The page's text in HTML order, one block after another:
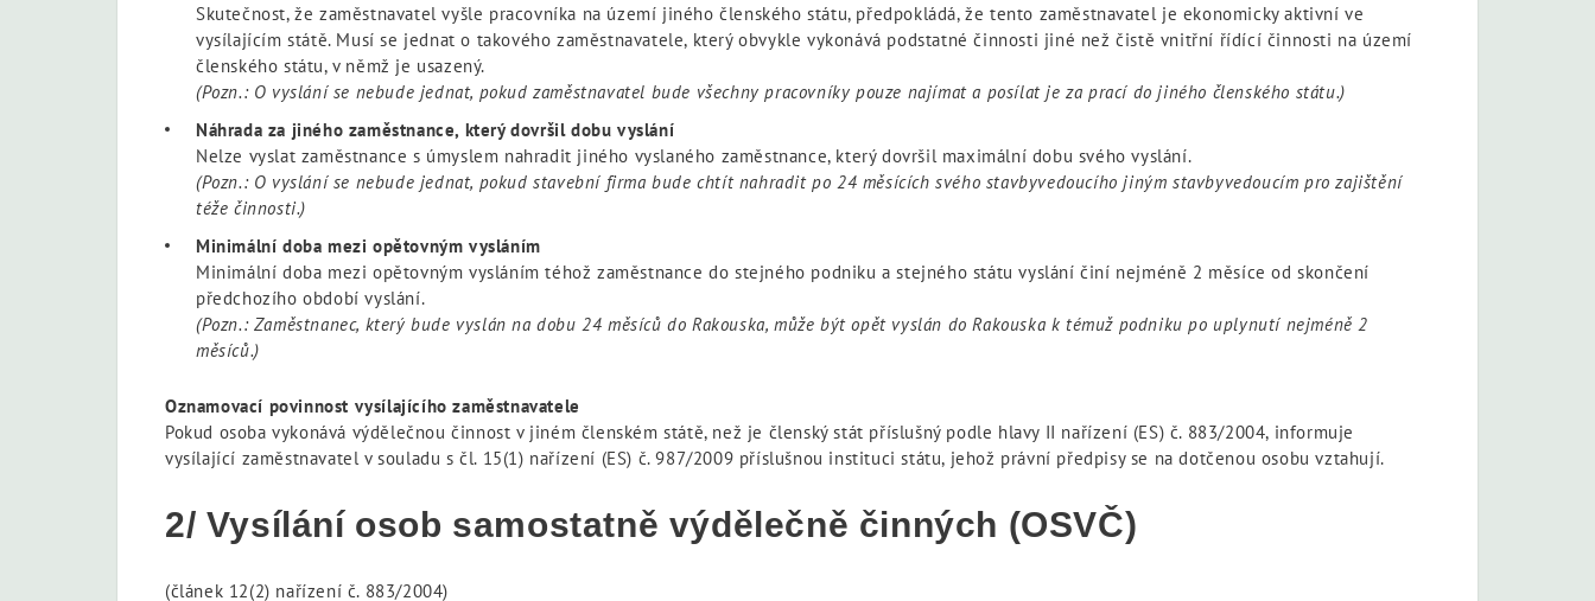
Skutečnost, že zaměstnavatel vyšle pracovníka na území jiného členského státu, předpokládá, že tento zaměstnavatel je ekonomicky aktivní ve
vysílajícím státě. Musí se jednat o takového zaměstnavatele, který obvykle vykonává podstatné činnosti jiné než čistě vnitřní řídící činnosti na území
členského státu, v němž je usazený.
(Pozn.: O vyslání se nebude jednat, pokud zaměstnavatel bude všechny pracovníky pouze najímat a posílat je za prací do jiného členského státu.)
Náhrada za jiného zaměstnance, který dovršil dobu vyslání
Nelze vyslat zaměstnance s úmyslem nahradit jiného vyslaného zaměstnance, který dovršil maximální dobu svého vyslání.
(Pozn.: O vyslání se nebude jednat, pokud stavební firma bude chtít nahradit po 24 měsících svého stavbyvedoucího jiným stavbyvedoucím pro zajištění
téže činnosti.)
Minimální doba mezi opětovným vysláním
Minimální doba mezi opětovným vysláním téhož zaměstnance do stejného podniku a stejného státu vyslání činí nejméně 2 měsíce od skončení
předchozího období vyslání.
(Pozn.: Zaměstnanec, který bude vyslán na dobu 24 měsíců do Rakouska, může být opět vyslán do Rakouska k témuž podniku po uplynutí nejméně 2
měsíců.)
Oznamovací povinnost vysílajícího zaměstnavatele
Pokud osoba vykonává výdělečnou činnost v jiném členském státě, než je členský stát příslušný podle hlavy II nařízení (ES) č. 883/2004, informuje
vysílající zaměstnavatel v souladu s čl. 15(1) nařízení (ES) č. 987/2009 příslušnou instituci státu, jehož právní předpisy se na dotčenou osobu vztahují.
2/ Vysílání osob samostatně výdělečně činných (OSVČ)
(článek 12(2) nařízení č. 883/2004)